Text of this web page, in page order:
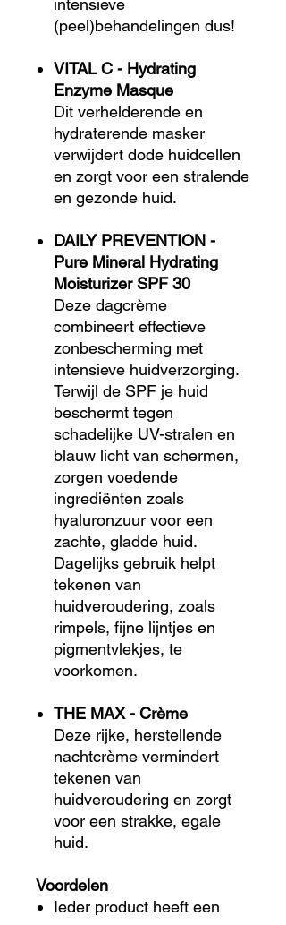
intensieve
(peel)behandelingen dus!
VITAL C - Hydrating
Enzyme Masque
Dit verhelderende en
hydraterende masker
verwijdert dode huidcellen
en zorgt voor een stralende
en gezonde huid.
DAILY PREVENTION -
Pure Mineral Hydrating
Moisturizer SPF 30
Deze dagcrème
combineert effectieve
zonbescherming met
intensieve huidverzorging.
Terwijl de SPF je huid
beschermt tegen
schadelijke UV-stralen en
blauw licht van schermen,
zorgen voedende
ingrediënten zoals
hyaluronzuur voor een
zachte, gladde huid.
Dagelijks gebruik helpt
tekenen van
huidveroudering, zoals
rimpels, fijne lijntjes en
pigmentvlekjes, te
voorkomen.
THE MAX - Crème
Deze rijke, herstellende
nachtcrème vermindert
tekenen van
huidveroudering en zorgt
voor een strakke, egale
huid.
Voordelen
Ieder product heeft een